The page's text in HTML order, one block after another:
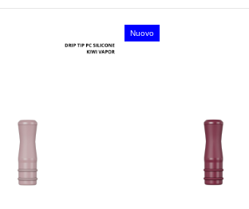
Nuovo